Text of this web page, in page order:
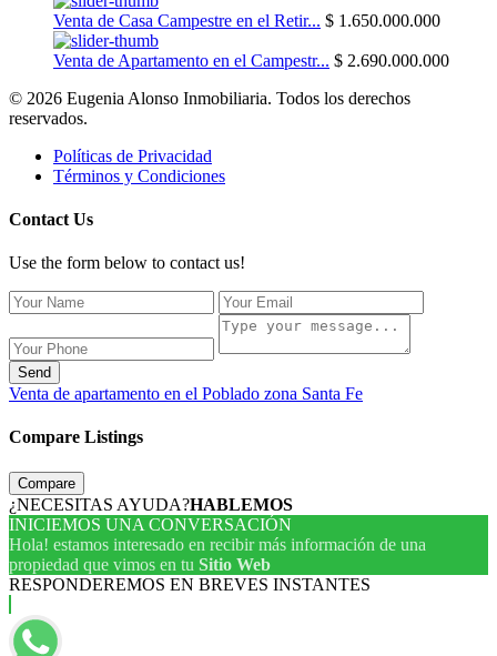
Venta de Casa Campestre en el Retir... $ 1.650.000.000
Venta de Apartamento en el Campestr... $ 2.690.000.000
© 2026 Eugenia Alonso Inmobiliaria. Todos los derechos
reservados.
Políticas de Privacidad
Términos y Condiciones
Contact Us
Use the form below to contact us!
Send
Venta de apartamento en el Poblado zona Santa Fe
Compare Listings
Compare
¿NECESITAS AYUDA?HABLEMOS
INICIEMOS UNA CONVERSACIÓN
Hola! estamos interesado en recibir más información de una
propiedad que vimos en tu Sitio Web
RESPONDEREMOS EN BREVES INSTANTES